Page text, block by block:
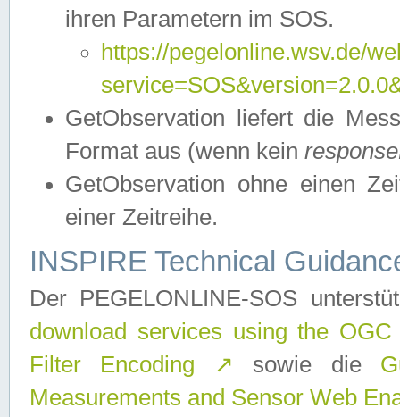
ihren Parametern im SOS.
https://pegelonline.wsv.de/
GetObservation liefert die
Format aus (wenn kein
GetObservation ohne einen
einer Zeitreihe.
INSPIRE Technical
Der PEGELONLINE-SOS
download services using the
Filter Encoding
↗ sowie die
Measurements and Sensor Web